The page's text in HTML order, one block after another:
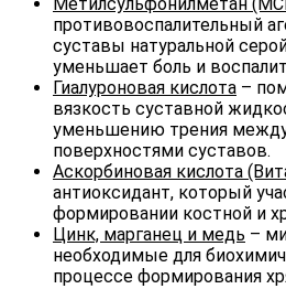
противовоспалительный
суставы натуральной
уменьшает боль и
Гиалуроновая кислота –
вязкость суставной
уменьшению трения
поверхностями суставов.
Аскорбиновая кислота
антиоксидант, который
формировании костной и
Цинк, марганец и медь –
необходимые для
процессе формирования